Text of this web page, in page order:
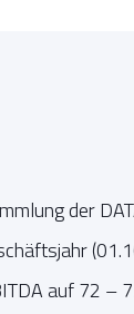
der
auf 72 –